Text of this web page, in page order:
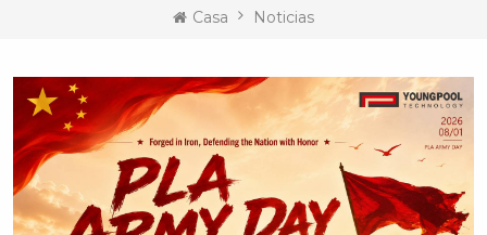
Casa Noticias